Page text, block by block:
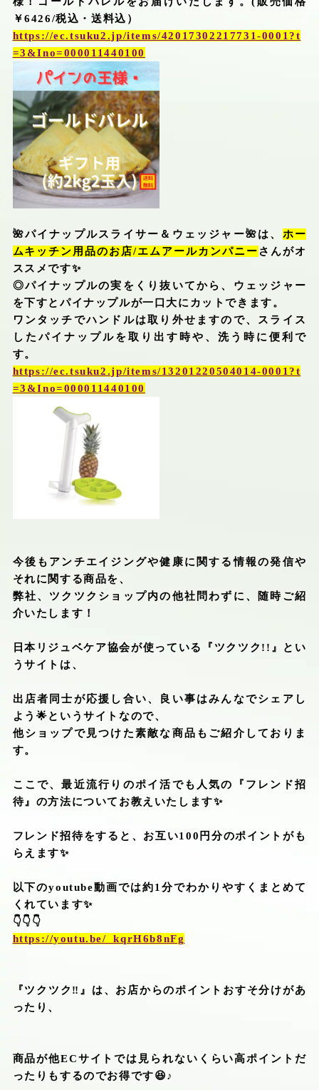
￥6426/税込・送料込）
https://ec.tsuku2.jp/items/42017302217731-0001?t
=3&Ino=000011440100
🌺パイナップルスライサー＆ウェッジャー🌺は、 ホー
ムキッチン用品のお店/エムアールカンパニー さんがオ
ススメです✨
◎パイナップルの実をくり抜いてから、ウェッジャー
を下すとパイナップルが一口大にカットできます。
ワンタッチでハンドルは取り外せますので、スライス
したパイナップルを取り出す時や、洗う時に便利で
す。
https://ec.tsuku2.jp/items/13201220504014-0001?t
=3&Ino=000011440100
今後もアンチエイジングや健康に関する情報の発信や
それに関する商品を、
弊社、ツクツクショップ内の他社問わずに、随時ご紹
介いたします！
日本リジュベケア協会が使っている『ツクツク !! 』とい
うサイトは、
出店者同士が応援し合い、良い事はみんなでシェアし
よう 🌟というサイトなので、
他ショップで見つけた素敵な商品もご紹介しておりま
す。
ここで、最近流行りのポイ活でも人気の『フレンド招
待』の方法についてお教えいたします✨
フレンド招待をすると、お互い100 円分のポイントがも
らえます✨
以下のyoutube動画では約1分でわかりやすくまとめて
くれています✨
👇👇👇
https://youtu.be/_kqrH6b8nFg
『ツクツク ‼︎ 』は、お店からのポイントおすそ分けがあ
ったり、
商品が他ECサイトでは見られないくらい高ポイントだ
ったりもするのでお得です😆♪